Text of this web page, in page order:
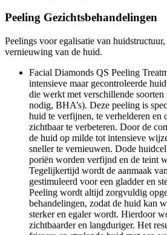
Peeling Gezichtsbehandelingen
Peelings voor egalisatie van
vernieuwing van de huid.
Facial Diamonds QS Peeling
intensieve maar gecontroleerde
die werkt met verschillende
nodig, BHA’s). Deze peeling is
huid te verfijnen, te verhelderen en
zichtbaar te verbeteren. Door de
de huid op milde tot intensieve
sneller te vernieuwen. Dode
poriën worden verfijnd en de teint
Tegelijkertijd wordt de aanmaak
gestimuleerd voor een gladder en
Peeling wordt altijd zorgvuldig
behandelingen, zodat de huid kan
sterker en egaler wordt. Hierdoor
zichtbaarder en langduriger. Het